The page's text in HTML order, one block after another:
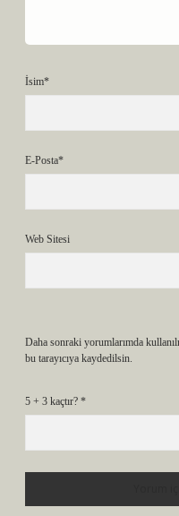
İsim*
E-Posta*
Web Sitesi
Daha sonraki yorumlarımda
bu tarayıcıya kaydedilsin.
5 + 3 kaçtır? *